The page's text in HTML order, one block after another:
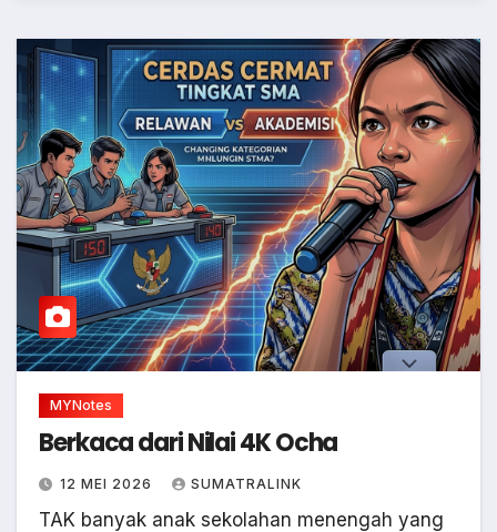
MYNotes
Berkaca dari Nilai 4K Ocha
12 MEI 2026 SUMATRALINK
TAK banyak anak sekolahan menengah yang